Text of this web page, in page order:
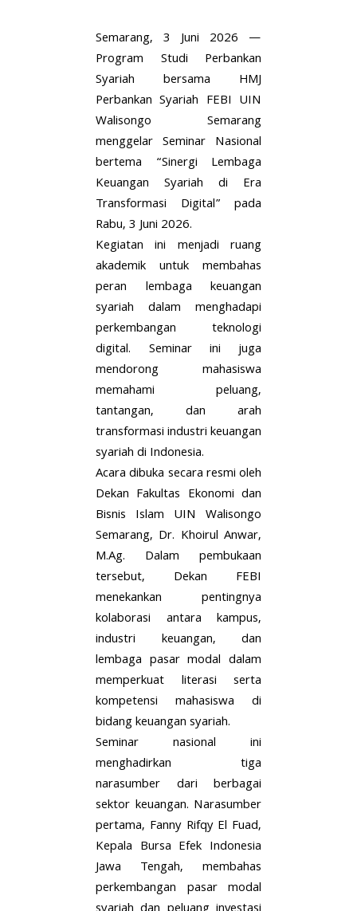
Semarang, 3 Juni 2026 —
Program Studi Perbankan
Syariah bersama HMJ
Perbankan Syariah FEBI UIN
Walisongo Semarang
menggelar Seminar Nasional
bertema “Sinergi Lembaga
Keuangan Syariah di Era
Transformasi Digital” pada
Rabu, 3 Juni 2026.
Kegiatan ini menjadi ruang
akademik untuk membahas
peran lembaga keuangan
syariah dalam menghadapi
perkembangan teknologi
digital. Seminar ini juga
mendorong mahasiswa
memahami peluang,
tantangan, dan arah
transformasi industri keuangan
syariah di Indonesia.
Acara dibuka secara resmi oleh
Dekan Fakultas Ekonomi dan
Bisnis Islam UIN Walisongo
Semarang, Dr. Khoirul Anwar,
M.Ag. Dalam pembukaan
tersebut, Dekan FEBI
menekankan pentingnya
kolaborasi antara kampus,
industri keuangan, dan
lembaga pasar modal dalam
memperkuat literasi serta
kompetensi mahasiswa di
bidang keuangan syariah.
Seminar nasional ini
menghadirkan tiga
narasumber dari berbagai
sektor keuangan. Narasumber
pertama, Fanny Rifqy El Fuad,
Kepala Bursa Efek Indonesia
Jawa Tengah, membahas
perkembangan pasar modal